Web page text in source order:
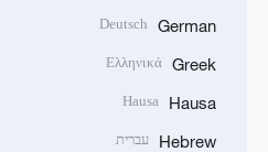
German
Deutsch
Greek
Ελληνικά
Hausa
Hausa
Hebrew עברית